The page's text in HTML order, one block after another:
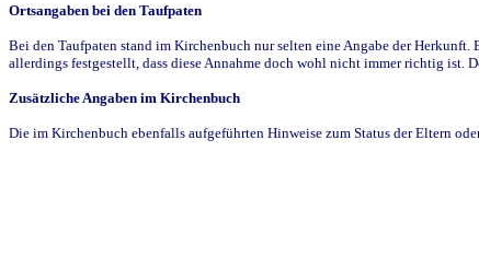
Ortsangaben bei den Taufpaten
Bei den Taufpaten stand im Kirchenbuch nur selten eine Angabe der
allerdings festgestellt, dass diese Annahme doch wohl nicht immer richtig ist.
Zusätzliche Angaben im Kirchenbuch
Die im Kirchenbuch ebenfalls aufgeführten Hinweise zum Status der Eltern